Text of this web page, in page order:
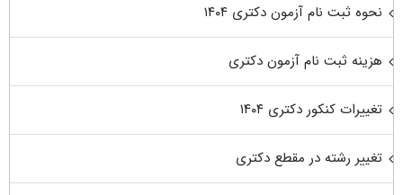
نحوه ثبت نام آزمون دکتری ۱۴۰۴
هزینه ثبت نام آزمون دکتری
تغییرات کنکور دکتری ۱۴۰۴
تغییر رشته در مقطع دکتری